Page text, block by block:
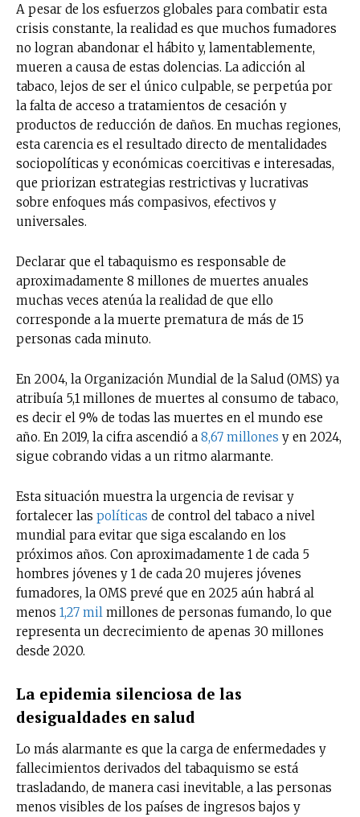
A pesar de los esfuerzos globales para combatir esta
crisis constante, la realidad es que muchos fumadores
no logran abandonar el hábito y, lamentablemente,
mueren a causa de estas dolencias. La adicción al
tabaco, lejos de ser el único culpable, se perpetúa por
la falta de acceso a tratamientos de cesación y
productos de reducción de daños. En muchas regiones,
esta carencia es el resultado directo de mentalidades
sociopolíticas y económicas coercitivas e interesadas,
que priorizan estrategias restrictivas y lucrativas
sobre enfoques más compasivos, efectivos y
universales.
Declarar que el tabaquismo es responsable de
aproximadamente 8 millones de muertes anuales
muchas veces atenúa la realidad de que ello
corresponde a la muerte prematura de más de 15
personas cada minuto.
En 2004, la Organización Mundial de la Salud (OMS) ya
atribuía 5,1 millones de muertes al consumo de tabaco,
es decir el 9% de todas las muertes en el mundo ese
año. En 2019, la cifra ascendió a 8,67 millones y en 2024,
sigue cobrando vidas a un ritmo alarmante.
Esta situación muestra la urgencia de revisar y
fortalecer las políticas de control del tabaco a nivel
mundial para evitar que siga escalando en los
próximos años. Con aproximadamente 1 de cada 5
hombres jóvenes y 1 de cada 20 mujeres jóvenes
fumadores, la OMS prevé que en 2025 aún habrá al
menos 1,27 mil millones de personas fumando, lo que
representa un decrecimiento de apenas 30 millones
desde 2020.
La epidemia silenciosa de las
desigualdades en salud
Lo más alarmante es que la carga de enfermedades y
fallecimientos derivados del tabaquismo se está
trasladando, de manera casi inevitable, a las personas
menos visibles de los países de ingresos bajos y